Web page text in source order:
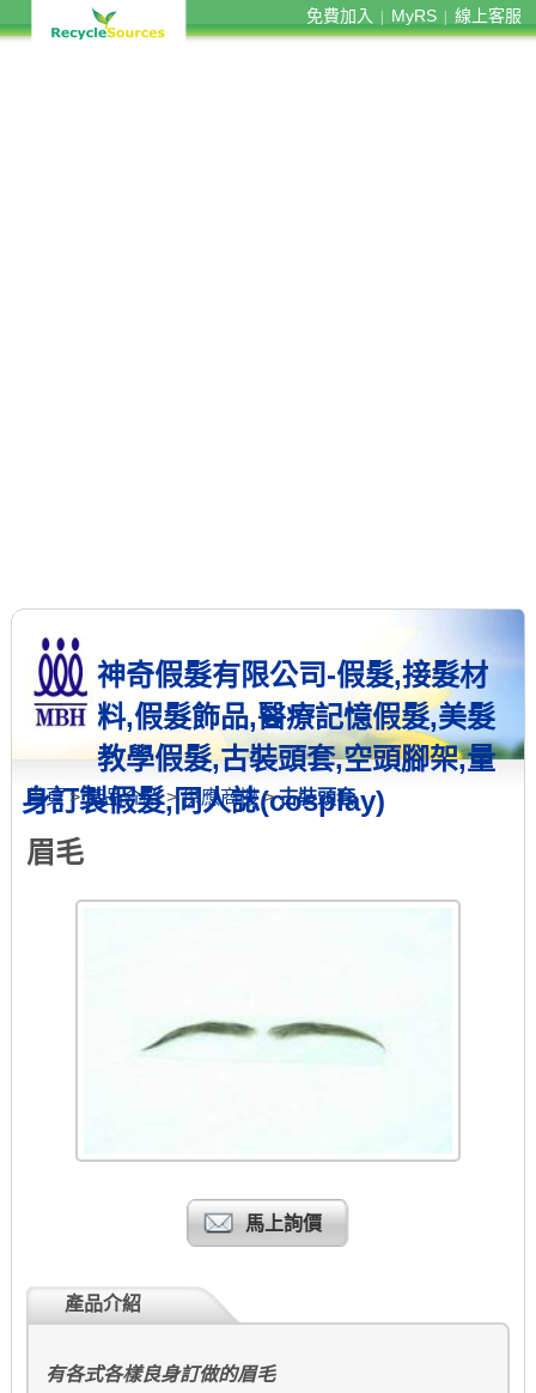
免費加入 MyRS 線上客服
神奇假髮有限公司-假髮,接髮材
料,假髮飾品,醫療記憶假髮,美髮
教學假髮,古裝頭套,空頭腳架,量
身訂製假髮,同人誌(cosplay)
首頁>產品介紹>供應商機>古裝頭套
眉毛
馬上詢價
產品介紹
有各式各樣良身訂做的眉毛